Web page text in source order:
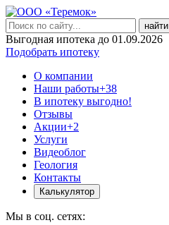
найти
Выгодная ипотека до 01.09.2026
Подобрать ипотеку
О компании
Наши работы+38
В ипотеку выгодно!
Отзывы
Акции+2
Услуги
Видеоблог
Геология
Контакты
Калькулятор
Мы в соц. сетях: